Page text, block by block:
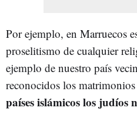
Por ejemplo, en Marruecos
proselitismo de cualquier
ejemplo de nuestro país
reconocidos los
países islámicos los judíos